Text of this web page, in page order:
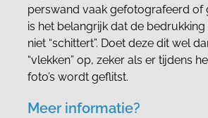
perswand vaak gefotografeerd of
is het belangrijk dat de bedrukking
niet “schittert”. Doet deze dit wel
“vlekken” op, zeker als er tijdens
foto’s wordt geflitst.
Meer informatie?